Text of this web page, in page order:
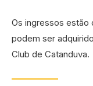
Os ingressos estão
podem ser
Club de Catanduva.